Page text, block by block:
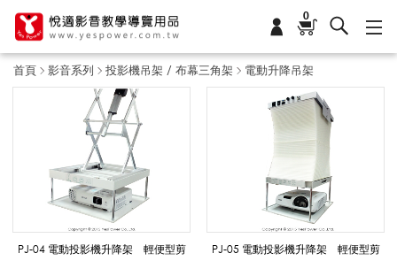
0
首頁 影音系列 投影機吊架 / 布幕三角架 電動升降吊架
升
PJ-04 電動投影機升降架 輕便型剪
PJ-05 電動投影機升降架 輕便型剪